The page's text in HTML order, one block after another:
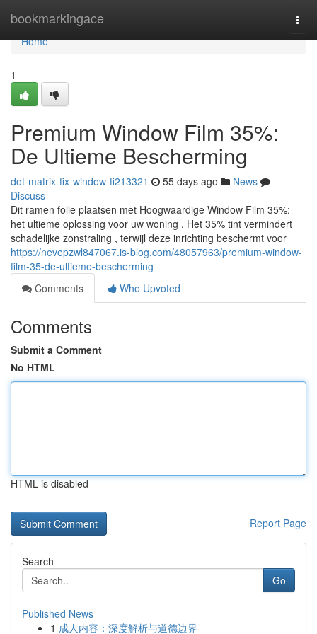
bookmarkingace
Home
Home
1
Premium Window Film 35%:
De Ultieme Bescherming
dot-matrix-fix-window-fi213321 55 days ago
News
Discuss
Dit ramen folie plaatsen met Hoogwaardige Window Film 35%:
het ultieme oplossing voor uw woning . Het 35% tint vermindert
schadelijke zonstraling , terwijl deze inrichting beschermt voor
https://nevepzwl847067.is-blog.com/48057963/premium-window-
film-35-de-ultieme-bescherming
Comments
Who Upvoted
Comments
Submit a Comment
No HTML
HTML is disabled
Report Page
Search
Go
Published News
1 成人内容：深度解析与道德边界